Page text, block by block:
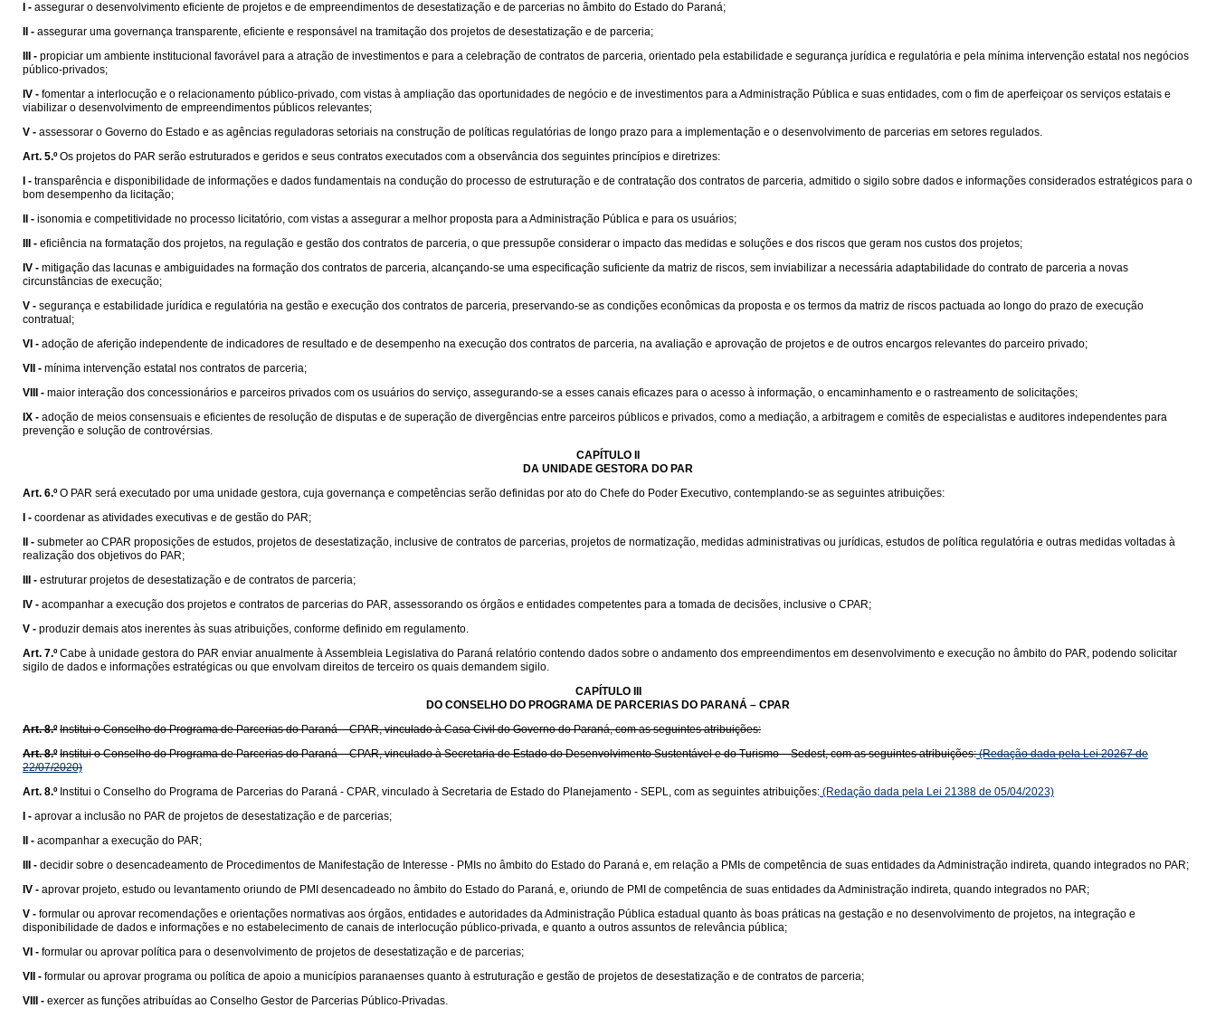
I - assegurar o desenvolvimento eficiente de projetos e de empreendimentos de desestatização e de parcerias no âmbito do Estado do Paraná;
II - assegurar uma governança transparente, eficiente e responsável na tramitação dos projetos de desestatização e de parceria;
III - propiciar um ambiente institucional favorável para a atração de investimentos e para a celebração de contratos de parceria, orientado pela estabilidade e segurança jurídica e regulatória e pela mínima intervenção estatal nos negócios
público-privados;
IV - fomentar a interlocução e o relacionamento público-privado, com vistas à ampliação das oportunidades de negócio e de investimentos para a Administração Pública e suas entidades, com o fim de aperfeiçoar os serviços estatais e
viabilizar o desenvolvimento de empreendimentos públicos relevantes;
V - assessorar o Governo do Estado e as agências reguladoras setoriais na construção de políticas regulatórias de longo prazo para a implementação e o desenvolvimento de parcerias em setores regulados.
Art. 5.º Os projetos do PAR serão estruturados e geridos e seus contratos executados com a observância dos seguintes princípios e diretrizes:
I - transparência e disponibilidade de informações e dados fundamentais na condução do processo de estruturação e de contratação dos contratos de parceria, admitido o sigilo sobre dados e informações considerados estratégicos para o
bom desempenho da licitação;
II - isonomia e competitividade no processo licitatório, com vistas a assegurar a melhor proposta para a Administração Pública e para os usuários;
III - eficiência na formatação dos projetos, na regulação e gestão dos contratos de parceria, o que pressupõe considerar o impacto das medidas e soluções e dos riscos que geram nos custos dos projetos;
IV - mitigação das lacunas e ambiguidades na formação dos contratos de parceria, alcançando-se uma especificação suficiente da matriz de riscos, sem inviabilizar a necessária adaptabilidade do contrato de parceria a novas
circunstâncias de execução;
V - segurança e estabilidade jurídica e regulatória na gestão e execução dos contratos de parceria, preservando-se as condições econômicas da proposta e os termos da matriz de riscos pactuada ao longo do prazo de execução
contratual;
VI - adoção de aferição independente de indicadores de resultado e de desempenho na execução dos contratos de parceria, na avaliação e aprovação de projetos e de outros encargos relevantes do parceiro privado;
VII - mínima intervenção estatal nos contratos de parceria;
VIII - maior interação dos concessionários e parceiros privados com os usuários do serviço, assegurando-se a esses canais eficazes para o acesso à informação, o encaminhamento e o rastreamento de solicitações;
IX - adoção de meios consensuais e eficientes de resolução de disputas e de superação de divergências entre parceiros públicos e privados, como a mediação, a arbitragem e comitês de especialistas e auditores independentes para
prevenção e solução de controvérsias.
CAPÍTULO II
DA UNIDADE GESTORA DO PAR
Art. 6.º O PAR será executado por uma unidade gestora, cuja governança e competências serão definidas por ato do Chefe do Poder Executivo, contemplando-se as seguintes atribuições:
I - coordenar as atividades executivas e de gestão do PAR;
II - submeter ao CPAR proposições de estudos, projetos de desestatização, inclusive de contratos de parcerias, projetos de normatização, medidas administrativas ou jurídicas, estudos de política regulatória e outras medidas voltadas à
realização dos objetivos do PAR;
III - estruturar projetos de desestatização e de contratos de parceria;
IV - acompanhar a execução dos projetos e contratos de parcerias do PAR, assessorando os órgãos e entidades competentes para a tomada de decisões, inclusive o CPAR;
V - produzir demais atos inerentes às suas atribuições, conforme definido em regulamento.
Art. 7.º Cabe à unidade gestora do PAR enviar anualmente à Assembleia Legislativa do Paraná relatório contendo dados sobre o andamento dos empreendimentos em desenvolvimento e execução no âmbito do PAR, podendo solicitar
sigilo de dados e informações estratégicas ou que envolvam direitos de terceiro os quais demandem sigilo.
CAPÍTULO III
DO CONSELHO DO PROGRAMA DE PARCERIAS DO PARANÁ – CPAR
Art. 8.º Institui o Conselho do Programa de Parcerias do Paraná – CPAR, vinculado à Casa Civil do Governo do Paraná, com as seguintes atribuições:
Art. 8.º Institui o Conselho do Programa de Parcerias do Paraná – CPAR, vinculado à Secretaria de Estado do Desenvolvimento Sustentável e do Turismo – Sedest, com as seguintes atribuições:(Redação dada pela Lei 20267 de
22/07/2020)
Art. 8.º Institui o Conselho do Programa de Parcerias do Paraná - CPAR, vinculado à Secretaria de Estado do Planejamento - SEPL, com as seguintes atribuições: (Redação dada pela Lei 21388 de 05/04/2023)
I - aprovar a inclusão no PAR de projetos de desestatização e de parcerias;
II - acompanhar a execução do PAR;
III - decidir sobre o desencadeamento de Procedimentos de Manifestação de Interesse - PMIs no âmbito do Estado do Paraná e, em relação a PMIs de competência de suas entidades da Administração indireta, quando integrados no PAR;
IV - aprovar projeto, estudo ou levantamento oriundo de PMI desencadeado no âmbito do Estado do Paraná, e, oriundo de PMI de competência de suas entidades da Administração indireta, quando integrados no PAR;
V - formular ou aprovar recomendações e orientações normativas aos órgãos, entidades e autoridades da Administração Pública estadual quanto às boas práticas na gestação e no desenvolvimento de projetos, na integração e
disponibilidade de dados e informações e no estabelecimento de canais de interlocução público-privada, e quanto a outros assuntos de relevância pública;
VI - formular ou aprovar política para o desenvolvimento de projetos de desestatização e de parcerias;
VII - formular ou aprovar programa ou política de apoio a municípios paranaenses quanto à estruturação e gestão de projetos de desestatização e de contratos de parceria;
VIII - exercer as funções atribuídas ao Conselho Gestor de Parcerias Público-Privadas.